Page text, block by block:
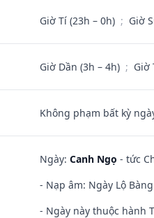
Giờ Tí (23h – 0h) ; Giờ
Giờ Dần (3h – 4h) ; Giờ
Không phạm bất kỳ
Ngày: Canh Ngọ - tức
- Nạp âm: Ngày Lộ
- Ngày này thuộc hành